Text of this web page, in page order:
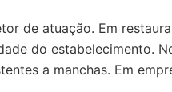
de atuação. Em
do estabelecimento.
a manchas. Em